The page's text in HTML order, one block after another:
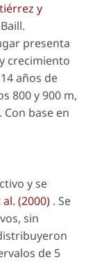
y
presenta
crecimiento
años de
800 y 900 m,
base en
y se
al. (2000) . Se
sin
de 5